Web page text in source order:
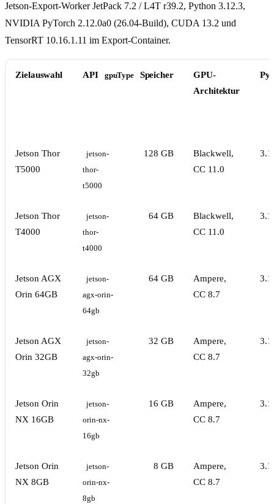
Jetson-Export-Worker JetPack 7.2 / L4T r39.2, Python 3.12.3,
NVIDIA PyTorch 2.12.0a0 (26.04-Build), CUDA 13.2 und
TensorRT 10.16.1.11 im Export-Container.
Zielauswahl API gpuType Speicher
GPU-
Architektur
Jetson Thor
T5000
jetson-
thor-
t5000
128 GB
Blackwell,
CC 11.0
Jetson Thor
T4000
jetson-
thor-
t4000
64 GB
Blackwell,
CC 11.0
Jetson AGX
Orin 64GB
jetson-
agx-orin-
64gb
64 GB
Ampere,
CC 8.7
Jetson AGX
Orin 32GB
jetson-
agx-orin-
32gb
32 GB
Ampere,
CC 8.7
Jetson Orin
NX 16GB
jetson-
orin-nx-
16gb
16 GB
Ampere,
CC 8.7
Jetson Orin
NX 8GB
jetson-
orin-nx-
8gb
8 GB
Ampere,
CC 8.7